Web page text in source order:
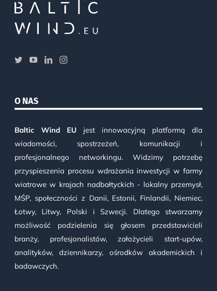
O NAS
Baltic Wind EU jest innowacyjną platformą dla
wiadomości, spostrzeżeń, komunikacji i
profesjonalnego networkingu. Widzimy potrzebę
przyspieszenia procesu wdrażania inwestycji w farmy
wiatrowe w krajach nadbałtyckich - lokalny przemysł,
MŚP, społeczności z Danii, Estonii, Finlandii, Niemiec,
Łotwy, Litwy, Polski i Szwecji. Dlatego stwarzamy
możliwość podzielenia się głosem przedstawicieli
branży, profesjonalistów, założycieli start-upów,
analityków, dziennikarzy, ośrodków akademickich i
badawczych.